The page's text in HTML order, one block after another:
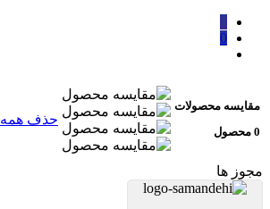
0
0
مقایسه محصولات
0 محصول
حذف همه
مجوز ها